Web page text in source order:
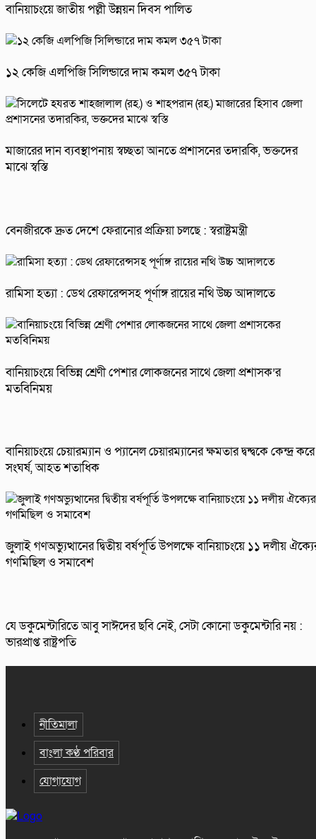
বানিয়াচংয়ে জাতীয় পল্লী উন্নয়ন দিবস পালিত
১২ কেজি এলপিজি সিলিন্ডারে দাম কমল ৩৫৭ টাকা
মাজারের দান ব্যবস্থাপনায় স্বচ্ছতা আনতে প্রশাসনের তদারকি, ভক্তদের
মাঝে স্বস্তি
বেনজীরকে দ্রুত দেশে ফেরানোর প্রক্রিয়া চলছে : স্বরাষ্ট্রমন্ত্রী
রামিসা হত্যা : ডেথ রেফারেন্সসহ পূর্ণাঙ্গ রায়ের নথি উচ্চ আদালতে
বানিয়াচংয়ে বিভিন্ন শ্রেণী পেশার লোকজনের সাথে জেলা প্রশাসক’র
মতবিনিময়
বানিয়াচংয়ে চেয়ারম্যান ও প্যানেল চেয়ারম্যানের ক্ষমতার দ্বন্দ্বকে কেন্দ্র করে
সংঘর্ষ, আহত শতাধিক
জুলাই গণঅভ্যুত্থানের দ্বিতীয় বর্ষপূর্তি উপলক্ষে বানিয়াচংয়ে ১১ দলীয়
গণমিছিল ও সমাবেশ
যে ডকুমেন্টারিতে আবু সাঈদের ছবি নেই, সেটা কোনো ডকুমেন্টারি নয় :
ভারপ্রাপ্ত রাষ্ট্রপতি
নীতিমালা
বাংলা কণ্ঠ পরিবার
যোগাযোগ